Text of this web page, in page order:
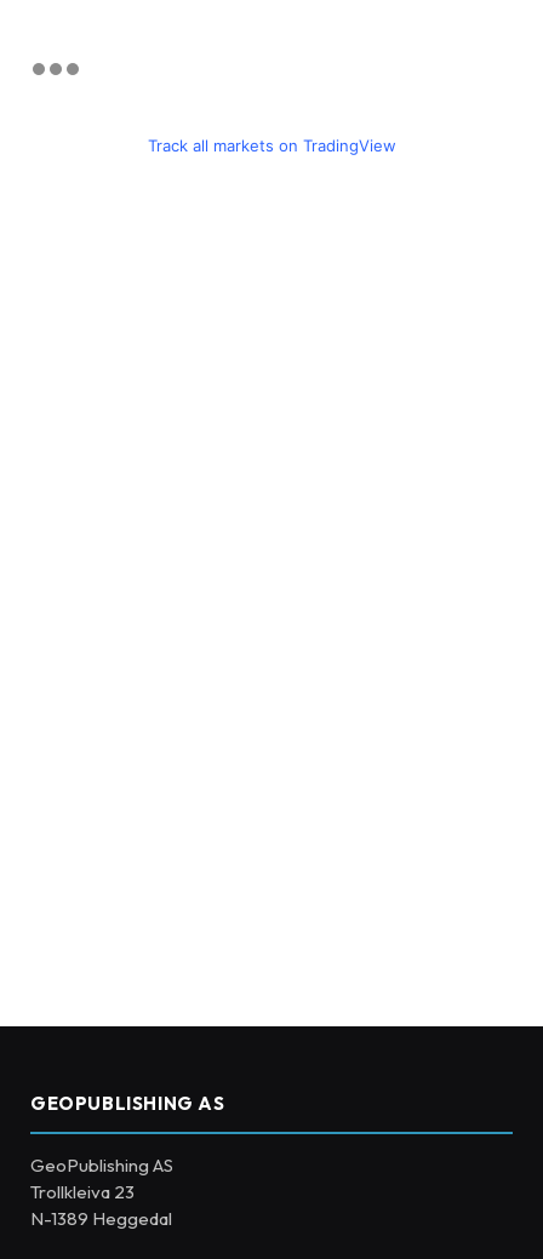
Track all markets on TradingView
GEOPUBLISHING AS
GeoPublishing AS
Trollkleiva 23
N-1389 Heggedal